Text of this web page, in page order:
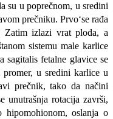
su u poprečnom, u sredini
prečniku. Prvo‘se rađa
Zatim izlazi vrat ploda, a
sistemu male karlice
sagitalis fetalne glavice se
u sredini karlice u
prečnik, tako da načini
unutrašnja rotacija završi,
hipomohionom, oslanja o